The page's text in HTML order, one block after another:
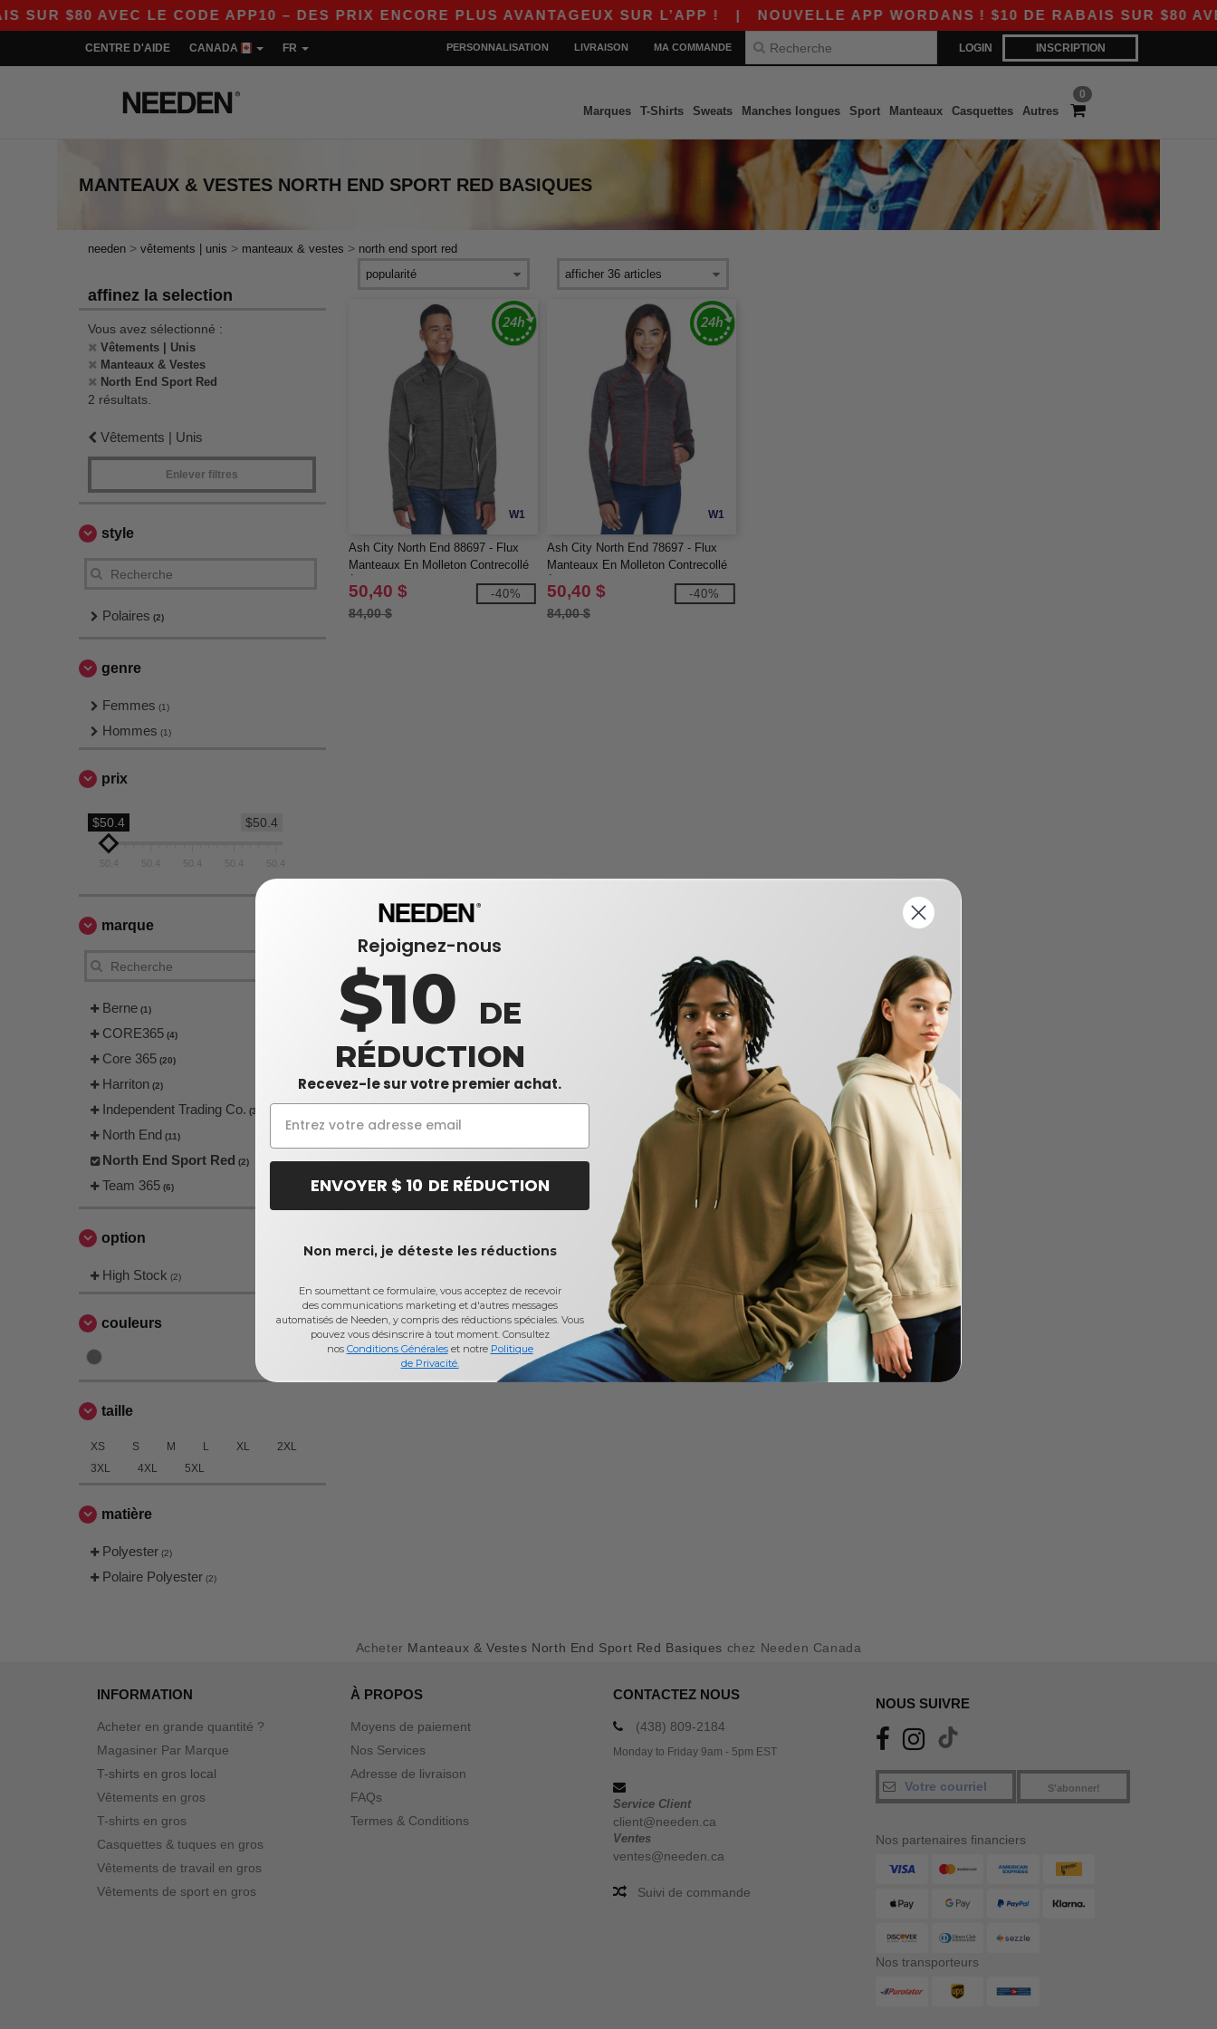
$80 AVEC LE CODE APP10 – DES PRIX ENCORE PLUS AVANTAGEUX SUR L’APP !| NOUVELLE APP WORDANS ! $10 DE RABAIS SUR $80
LOGIN INSCRIPTION
CENTRE D'AIDE CANADA FR PERSONNALISATION LIVRAISON MA COMMANDE
0
Marques T-Shirts Sweats Manches longues Sport Manteaux Casquettes Autres
MANTEAUX & VESTES NORTH END SPORT RED BASIQUES
needen > vêtements | unis > manteaux & vestes > north end sport red
affinez la selection
Vous avez sélectionné :
Vêtements | Unis
Manteaux & Vestes
North End Sport Red
2 résultats.
Vêtements | Unis
Enlever filtres
style
Polaires (2)
genre
Femmes (1)
Hommes (1)
prix
$50.4
$50.4
50.4 50.4 50.4 50.4 50.4
marque
Berne (1)
CORE365 (4)
Core 365 (20)
Harriton (2)
Independent Trading Co. (3)
North End (11)
North End Sport Red (2)
Team 365 (6)
option
High Stock (2)
couleurs
taille
XS S M L XL
2XL
3XL
4XL 5XL
matière
Polyester (2)
Polaire Polyester (2)
W1
Ash City North End 88697 - Flux
Manteaux En Molleton Contrecollé
À Motif Mélangé Pour Homme
50,40 $
84,00 $
-40%
W1
Ash City North End 78697 - Flux
Manteaux En Molleton Contrecollé
À Motif Mélangé Pour Femme
50,40 $
84,00 $
-40%
Acheter Manteaux & Vestes North End Sport Red Basiques chez Needen Canada
INFORMATION
Acheter en grande quantité ?
Magasiner Par Marque
T-shirts en gros local
Vêtements en gros
T-shirts en gros
Casquettes & tuques en gros
Vêtements de travail en gros
Vêtements de sport en gros
À PROPOS
Moyens de paiement
Nos Services
Adresse de livraison
FAQs
Termes & Conditions
CONTACTEZ NOUS
(438) 809-2184
Monday to Friday 9am - 5pm EST
Service Client
client@needen.ca
Ventes
ventes@needen.ca
Suivi de commande
NOUS SUIVRE
S'abonner!
Nos partenaires financiers
Nos transporteurs
Rejoignez-nous
$10 DE
RÉDUCTION
Recevez-le sur votre premier achat.
ENVOYER $ 10 DE RÉDUCTION
Non merci, je déteste les réductions
En soumettant ce formulaire, vous acceptez de recevoir
des communications marketing et d'autres messages
automatisés de Needen, y compris des réductions spéciales. Vous
pouvez vous désinscrire à tout moment. Consultez
nos Conditions Généraleset notre Politique
de Privacité.